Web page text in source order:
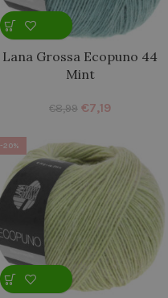
Lana Grossa Ecopuno 44
Mint
€8,99 €7,19
-20%